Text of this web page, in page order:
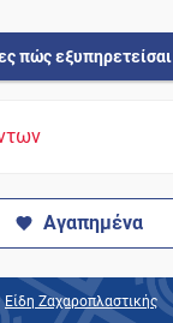
πώς εξυπηρετείσαι
Αγαπημένα
Είδη Ζαχαροπλαστικής